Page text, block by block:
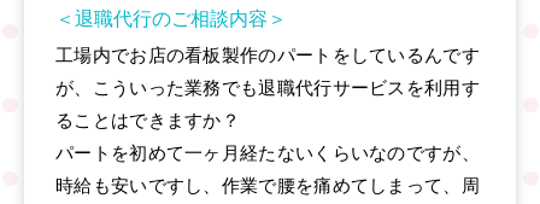
＜退職代行のご相談内容＞
工場内でお店の看板製作のパートをしているんです
が、こういった業務でも退職代行サービスを利用す
ることはできますか？
パートを初めて一ヶ月経たないくらいなのですが、
時給も安いですし、作業で腰を痛めてしまって、周